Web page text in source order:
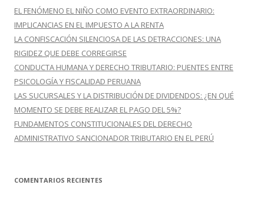
r
:
EL FENÓMENO EL NIÑO COMO EVENTO EXTRAORDINARIO:
IMPLICANCIAS EN EL IMPUESTO A LA RENTA
LA CONFISCACIÓN SILENCIOSA DE LAS DETRACCIONES: UNA
RIGIDEZ QUE DEBE CORREGIRSE
CONDUCTA HUMANA Y DERECHO TRIBUTARIO: PUENTES ENTRE
PSICOLOGÍA Y FISCALIDAD PERUANA
LAS SUCURSALES Y LA DISTRIBUCIÓN DE DIVIDENDOS: ¿EN QUÉ
MOMENTO SE DEBE REALIZAR EL PAGO DEL 5%?
FUNDAMENTOS CONSTITUCIONALES DEL DERECHO
ADMINISTRATIVO SANCIONADOR TRIBUTARIO EN EL PERÚ
COMENTARIOS RECIENTES